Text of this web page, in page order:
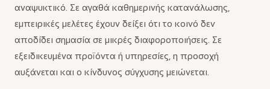
αναψυκτικό. Σε αγαθά καθημερινής κατανάλωσης,
εμπειρικές μελέτες έχουν δείξει ότι το κοινό δεν
αποδίδει σημασία σε μικρές διαφοροποιήσεις. Σε
εξειδικευμένα προϊόντα ή υπηρεσίες, η προσοχή
αυξάνεται και ο κίνδυνος σύγχυσης μειώνεται.